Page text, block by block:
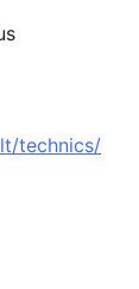
technics/